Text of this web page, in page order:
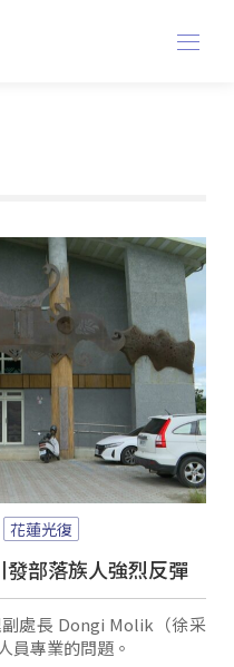
花蓮光復
部落族人強烈反彈
處長 Dongi Molik（徐采
員專業的問題。